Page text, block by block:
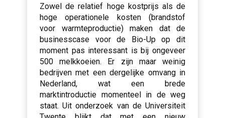
Zowel de relatief hoge kostprijs als de
hoge operationele kosten (brandstof
voor warmteproductie) maken dat de
businesscase voor de Bio-Up op dit
moment pas interessant is bij ongeveer
500 melkkoeien. Er zijn maar weinig
bedrijven met een dergelijke omvang in
Nederland, wat een brede
marktintroductie momenteel in de weg
staat. Uit onderzoek van de Universiteit